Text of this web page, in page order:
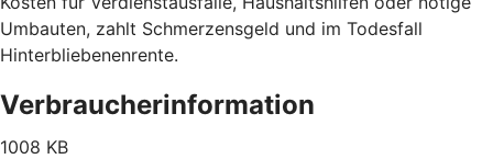
Umbauten, zahlt Schmerzensgeld und im Todesfall
Hinterbliebenenrente.
Verbraucherinformation
1008 KB